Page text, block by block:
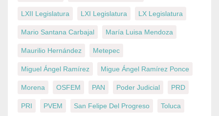
LXII Legislatura LXI Legislatura LX Legislatura
Mario Santana Carbajal María Luisa Mendoza
Maurilio Hernández Metepec
Miguel Ángel Ramírez Migue Ángel Ramírez Ponce
Morena OSFEM PAN Poder Judicial PRD
PRI PVEM San Felipe Del Progreso Toluca